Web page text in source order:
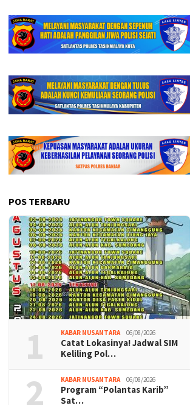
POS TERBARU
1 KABAR NUSANTARA 06/08/2026
Catat Lokasinya! Jadwal SIM
Keliling Pol…
2 KABAR NUSANTARA 06/08/2026
Program “Polantas Karib”
Sat…